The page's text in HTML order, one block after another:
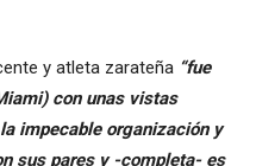
y atleta zarateña “fue
con unas vistas
impecable organización y
sus pares y -completa- es